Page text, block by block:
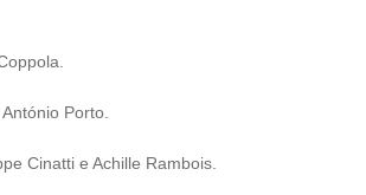
Porto.
Cinatti e Achille Rambois.